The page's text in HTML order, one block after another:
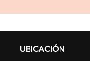
UBICACIÓN